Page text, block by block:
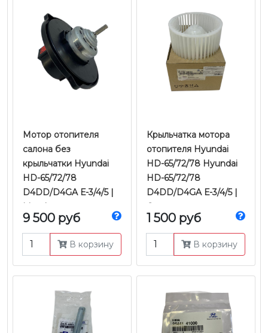
Мотор отопителя
салона без
крыльчатки Hyundai
HD-65/72/78
D4DD/D4GA Е-3/4/5 |
Mando
9 500 руб
В корзину
Крыльчатка мотора
отопителя Hyundai
HD-65/72/78 Hyundai
HD-65/72/78
D4DD/D4GA Е-3/4/5 |
Оригинал
1 500 руб
В корзину